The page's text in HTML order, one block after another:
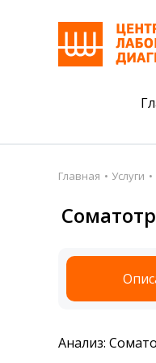
Пациентам
Акции
Подготовка к
Получить
Налоговый
Главная Услуги
Анализ: